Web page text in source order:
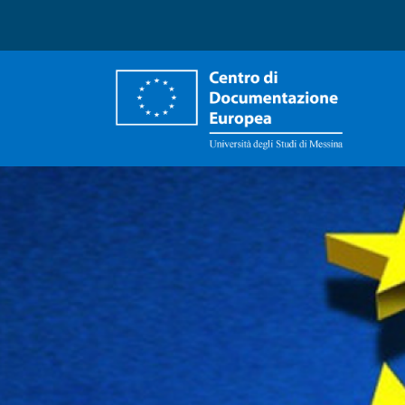
Centro di
Immagine